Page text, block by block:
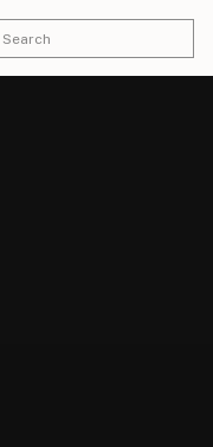
Search
for: